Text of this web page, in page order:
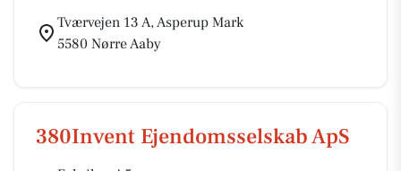
Tværvejen 13 A, Asperup Mark
5580 Nørre Aaby
380Invent Ejendomsselskab ApS